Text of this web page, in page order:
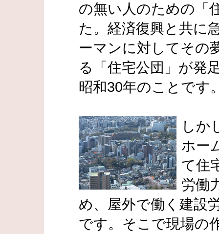
の無い人のための「
た。経済復興と共に
ーマンに対してその
る「住宅公団」が発
昭和30年のことです
しか
ホー
て住
労働
め、屋外で働く建設
です。そこで現場の